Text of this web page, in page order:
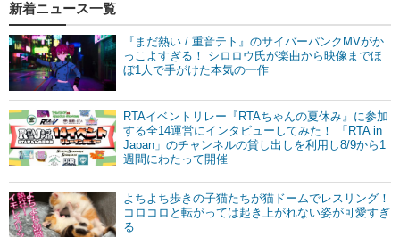
新着ニュース一覧
『まだ熱い / 重音テト』のサイバーパンクMVがか
っこよすぎる！ シロロウ氏が楽曲から映像までほ
ぼ1人で手がけた本気の一作
RTAイベントリレー『RTAちゃんの夏休み』に参加
する全14運営にインタビューしてみた！ 「RTA in
Japan」のチャンネルの貸し出しを利用し8/9から1
週間にわたって開催
よちよち歩きの子猫たちが猫ドームでレスリング！
コロコロと転がっては起き上がれない姿が可愛すぎ
る